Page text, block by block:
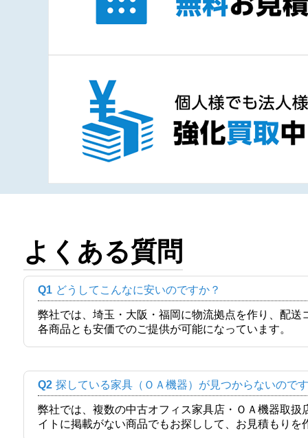
よくある質問
Q1 どうしてこんなに安いのですか？
弊社では、埼玉・大阪・福岡に物流拠点を作り、配
各商品とも安価でのご提供が可能になっています。
Q2 探している家具（ＯＡ機器）が見つからないので
弊社では、複数の中古オフィス家具店・ＯＡ機器取
イトに掲載がない商品でもお探しして、お見積もりを